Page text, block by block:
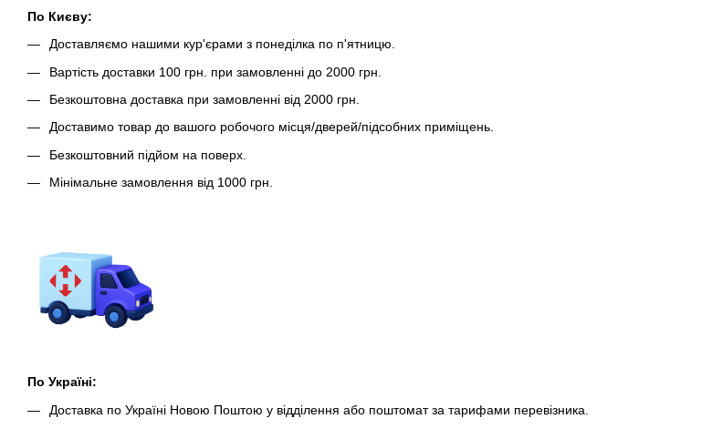
По Києву:
Доставляємо нашими кур'єрами з понеділка по п'ятницю.
Вартість доставки 100 грн. при замовленні до 2000 грн.
Безкоштовна доставка при замовленні від 2000 грн.
Доставимо товар до вашого робочого місця/дверей/підсобних приміщень.
Безкоштовний підйом на поверх.
Мінімальне замовлення від 1000 грн.
По Україні:
Доставка по Україні Новою Поштою у відділення або поштомат за тарифами перевізника.